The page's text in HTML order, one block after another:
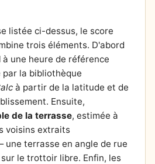
listée ci-dessus, le score
trois éléments. D'abord
à une heure de référence
par la bibliothèque
à partir de la latitude et de
Ensuite,
de la terrasse, estimée à
voisins extraits
terrasse en angle de rue
le trottoir libre. Enfin, les